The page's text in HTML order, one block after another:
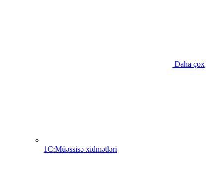
Daha çox
1C:Müəssisə xidmətləri